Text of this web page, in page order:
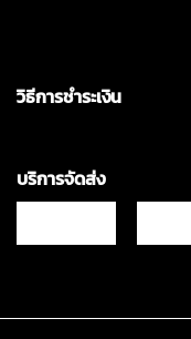
วิธีการชำระเงิน
บริการจัดส่ง